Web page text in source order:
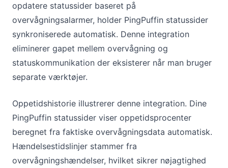
opdatere statussider baseret på
overvågningsalarmer, holder PingPuffin statussider
synkroniserede automatisk. Denne integration
eliminerer gapet mellem overvågning og
statuskommunikation der eksisterer når man bruger
separate værktøjer.
Oppetidshistorie illustrerer denne integration. Dine
PingPuffin statussider viser oppetidsprocenter
beregnet fra faktiske overvågningsdata automatisk.
Hændelsestidslinjer stammer fra
overvågningshændelser, hvilket sikrer nøjagtighed